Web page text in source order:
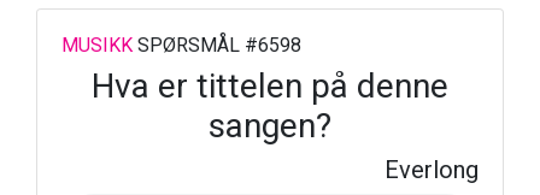
MUSIKK SPØRSMÅL #6598
Hva er tittelen på denne
sangen?
Everlong